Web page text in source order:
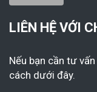
LIÊN HỆ VỚI
Nếu bạn cần tư
cách dưới đây.